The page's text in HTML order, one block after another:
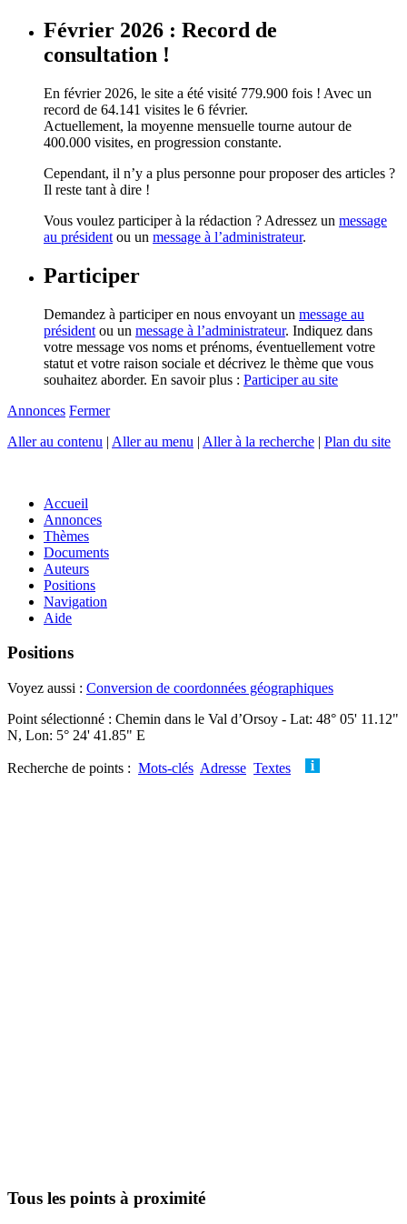
Février 2026 : Record de
consultation !
En février 2026, le site a été visité 779.900 fois ! Avec un
record de 64.141 visites le 6 février.
Actuellement, la moyenne mensuelle tourne autour de
400.000 visites, en progression constante.
Cependant, il n’y a plus personne pour proposer des articles ?
Il reste tant à dire !
Vous voulez participer à la rédaction ? Adressez un message
au président ou un message à l’administrateur.
Participer
Demandez à participer en nous envoyant un message au
président ou un message à l’administrateur. Indiquez dans
votre message vos noms et prénoms, éventuellement votre
statut et votre raison sociale et décrivez le thème que vous
souhaitez aborder. En savoir plus : Participer au site
Annonces Fermer
Aller au contenu | Aller au menu | Aller à la recherche | Plan du site
Accueil
Annonces
Thèmes
Documents
Auteurs
Positions
Navigation
Aide
Positions
Voyez aussi : Conversion de coordonnées géographiques
Point sélectionné : Chemin dans le Val d’Orsoy - Lat: 48° 05' 11.12"
N, Lon: 5° 24' 41.85" E
Recherche de points : Mots-clés Adresse Textes
Tous les points à proximité